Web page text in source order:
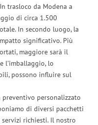
trasloco da Modena a
di circa 1.500
In secondo luogo, la
significativo. Più
maggiore sarà il
l’imballaggio, lo
possono influire sul
preventivo personalizzato
di diversi pacchetti
servizi richiesti. Il nostro